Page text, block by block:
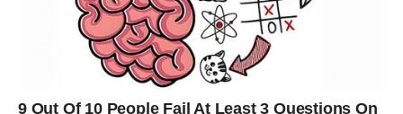
Pred vama su veoma važni trenuci sreće.
VODOLIJA